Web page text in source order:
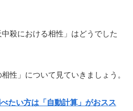
殺における相性」はどうでした
性」について見ていきましょう。
たい方は「自動計算」がおスス